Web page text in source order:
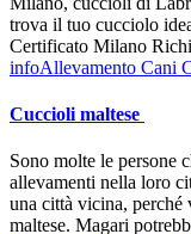
trova il tuo cucciolo
Certificato Milano
infoAllevamento Cani
Cuccioli maltese
Sono molte le persone
allevamenti nella loro
una città vicina,
maltese. Magari